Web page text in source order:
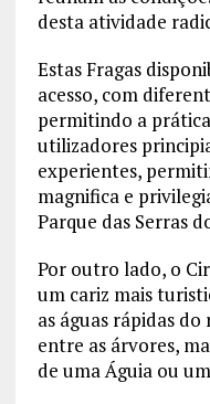
desta atividade
Estas Fragas
acesso, com
permitindo a
utilizadores
experientes,
magnifica e
Parque das Serras
Por outro lado, o
um cariz mais
as águas rápidas
entre as árvores,
de uma Águia ou